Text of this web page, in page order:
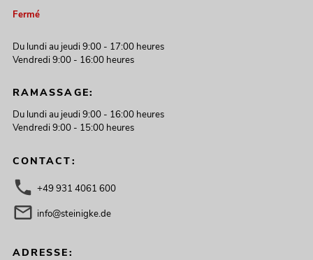
Fermé
Du lundi au jeudi 9:00 - 17:00 heures
Vendredi 9:00 - 16:00 heures
RAMASSAGE:
Du lundi au jeudi 9:00 - 16:00 heures
Vendredi 9:00 - 15:00 heures
CONTACT:
+49 931 4061 600
info@steinigke.de
ADRESSE: